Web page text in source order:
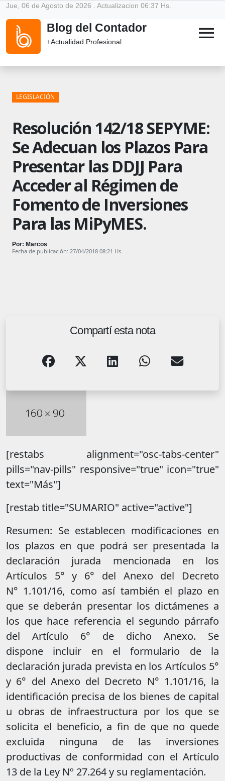
Jue, 06 de Agosto de 2026 . Actualizacion 06:37 Hs.
Blog del Contador
+Actualidad Profesional menu
LEGISLACIÓN
Resolución 142/18 SEPYME:
Se Adecuan los Plazos Para
Presentar las DDJJ Para
Acceder al Régimen de
Fomento de Inversiones
Para las MiPyMES.
Por: Marcos
Fecha de publicación: 27/04/2018 08:21 Hs.
Compartí esta nota
[restabs alignment="osc-tabs-center"
pills="nav-pills" responsive="true" icon="true"
text="Más"]
[restab title="SUMARIO" active="active"]
Resumen: Se establecen modificaciones en
los plazos en que podrá ser presentada la
declaración jurada mencionada en los
Artículos 5° y 6° del Anexo del Decreto
N° 1.101/16, como así también el plazo en
que se deberán presentar los dictámenes a
los que hace referencia el segundo párrafo
del Artículo 6° de dicho Anexo. Se
dispone incluir en el formulario de la
declaración jurada prevista en los Artículos 5°
y 6° del Anexo del Decreto N° 1.101/16, la
identificación precisa de los bienes de capital
u obras de infraestructura por los que se
solicita el beneficio, a fin de que no quede
excluida ninguna de las inversiones
productivas de conformidad con el Artículo
13 de la Ley Nº 27.264 y su reglamentación.